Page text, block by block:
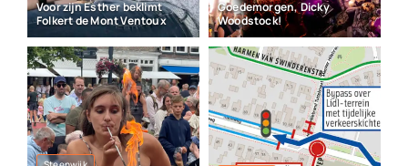
Voor zijn Esther beklimt
Folkert de Mont Ventoux
Goedemorgen, Dicky
Woodstock!